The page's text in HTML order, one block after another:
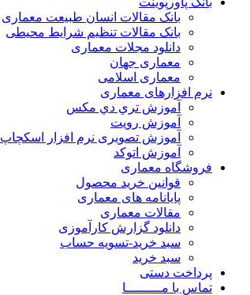
بانک مقالات انسان طبیعت معماری
بانک مقالات تنظیم شرایط محیطی
دانلود مجلات معماری
معماری جهان
معماری اسلامی
نرم افزارهای معماری
آﻣﻮزش ﺗﺮي دي ﻣﮑﺲ
آموزش رویت
آموزش تصویری نرم افزار
آموزش اتوکد
فروشگاه معماری
قوانین خرید محصول
پایانامه های معماری
مقالات معماری
دانلود گزارش کارآموزی
سبد خرید-تسویه حساب
سبد خرید
پرداخت دستی
تماس با مـــــــــا